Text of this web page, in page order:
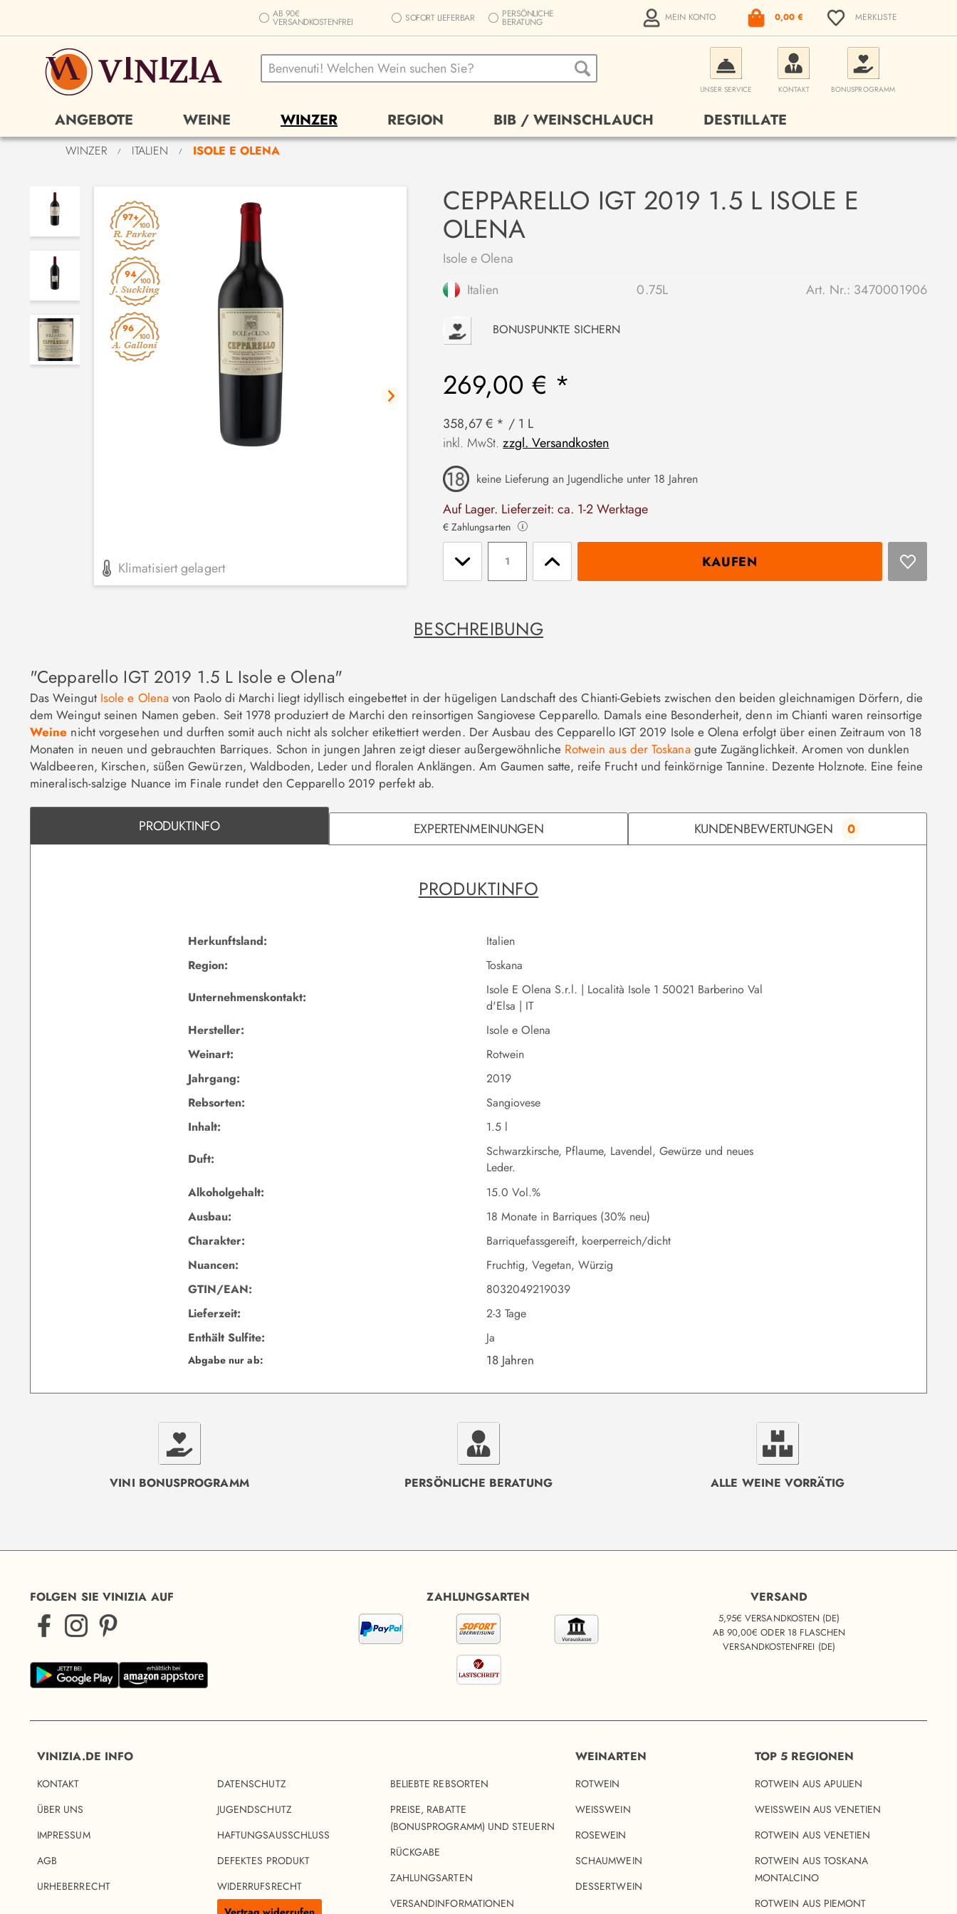
AB 90€
VERSANDKOSTENFREI SOFORT LIEFERBAR PERSÖNLICHE
BERATUNG MEIN KONTO 0,00 € MERKLISTE
UNSER SERVICE KONTAKT BONUSPROGRAMM
ANGEBOTE WEINE WINZER REGION BIB / WEINSCHLAUCH DESTILLATE
WINZER / ITALIEN / ISOLE E OLENA
97+
94
96
Klimatisiert gelagert
CEPPARELLO IGT 2019 1.5 L ISOLE E
OLENA
Isole e Olena
Italien
0.75L Art. Nr.: 3470001906
P BONUSPUNKTE SICHERN
269,00 € *
358,67 € * / 1 L
inkl. MwSt.zzgl. Versandkosten
keine Lieferung an Jugendliche unter 18 Jahren
Auf Lager. Lieferzeit: ca. 1-2 Werktage
€ Zahlungsarten
KAUFEN
BESCHREIBUNG
"Cepparello IGT 2019 1.5 L Isole e Olena"
Das Weingut Isole e Olena von Paolo di Marchi liegt idyllisch eingebettet in der hügeligen Landschaft des Chianti-Gebiets zwischen den beiden gleichnamigen Dörfern, die
dem Weingut seinen Namen geben. Seit 1978 produziert de Marchi den reinsortigen Sangiovese Cepparello. Damals eine Besonderheit, denn im Chianti waren reinsortige
Weine nicht vorgesehen und durften somit auch nicht als solcher etikettiert werden. Der Ausbau des Cepparello IGT 2019 Isole e Olena erfolgt über einen Zeitraum von 18
Monaten in neuen und gebrauchten Barriques. Schon in jungen Jahren zeigt dieser außergewöhnliche Rotwein aus der Toskanagute Zugänglichkeit. Aromen von dunklen
Waldbeeren, Kirschen, süßen Gewürzen, Waldboden, Leder und floralen Anklängen. Am Gaumen satte, reife Frucht und feinkörnige Tannine. Dezente Holznote. Eine feine
mineralisch-salzige Nuance im Finale rundet den Cepparello 2019 perfekt ab.
PRODUKTINFO EXPERTENMEINUNGEN KUNDENBEWERTUNGEN 0
PRODUKTINFO
Herkunftsland:
Italien
Region:
Toskana
Unternehmenskontakt:
Isole E Olena S.r.l. | Località Isole 1 50021 Barberino Val
d'Elsa | IT
Hersteller:
Isole e Olena
Weinart:
Rotwein
Jahrgang:
2019
Rebsorten:
Sangiovese
Inhalt:
1.5 l
Duft:
Schwarzkirsche, Pflaume, Lavendel, Gewürze und neues
Leder.
Alkoholgehalt:
15.0 Vol.%
Ausbau:
18 Monate in Barriques (30% neu)
Charakter:
Barriquefassgereift, koerperreich/dicht
Nuancen:
Fruchtig, Vegetan, Würzig
GTIN/EAN:
8032049219039
Lieferzeit:
2-3 Tage
Enthält Sulfite:
Ja
Abgabe nur ab: 18 Jahren
VINI BONUSPROGRAMM PERSÖNLICHE BERATUNG ALLE WEINE VORRÄTIG
FOLGEN SIE VINIZIA AUF ZAHLUNGSARTEN VERSAND
5,95€ VERSANDKOSTEN (DE)
AB 90,00€ ODER 18 FLASCHEN
VERSANDKOSTENFREI (DE)
VINIZIA.DE INFO
KONTAKT
ÜBER UNS
IMPRESSUM
AGB
URHEBERRECHT
DATENSCHUTZ
JUGENDSCHUTZ
HAFTUNGSAUSSCHLUSS
DEFEKTES PRODUKT
WIDERRUFSRECHT
BELIEBTE REBSORTEN
PREISE, RABATTE
(BONUSPROGRAMM) UND STEUERN
RÜCKGABE
ZAHLUNGSARTEN
VERSANDINFORMATIONEN
WEINARTEN
ROTWEIN
WEISSWEIN
ROSEWEIN
SCHAUMWEIN
DESSERTWEIN
TOP 5 REGIONEN
ROTWEIN AUS APULIEN
WEISSWEIN AUS VENETIEN
ROTWEIN AUS VENETIEN
ROTWEIN AUS TOSKANA
MONTALCINO
ROTWEIN AUS PIEMONT